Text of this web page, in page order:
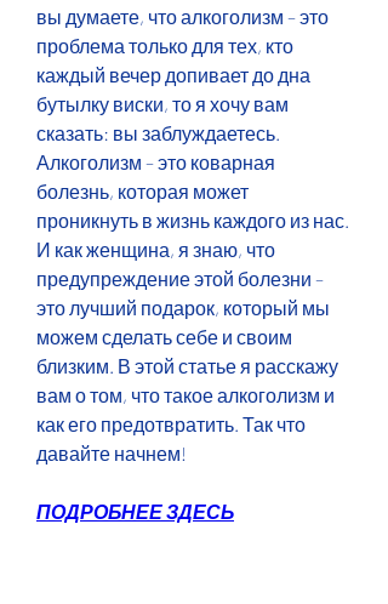
вы думаете, что алкоголизм – это
проблема только для тех, кто
каждый вечер допивает до дна
бутылку виски, то я хочу вам
сказать: вы заблуждаетесь.
Алкоголизм – это коварная
болезнь, которая может
проникнуть в жизнь каждого из нас.
И как женщина, я знаю, что
предупреждение этой болезни –
это лучший подарок, который мы
можем сделать себе и своим
близким. В этой статье я расскажу
вам о том, что такое алкоголизм и
как его предотвратить. Так что
давайте начнем!
ПОДРОБНЕЕ ЗДЕСЬ